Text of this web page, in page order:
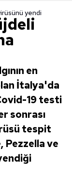
yendi
en
İtalya'da
19 testi
sonrası
tespit
Pezzella ve